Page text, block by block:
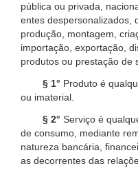
pública ou privada,
entes despersonalizados,
produção, montagem,
importação, exportação,
produtos ou prestação de
§ 1° Produto é
ou imaterial.
§ 2° Serviço é
de consumo, mediante
natureza bancária,
as decorrentes das